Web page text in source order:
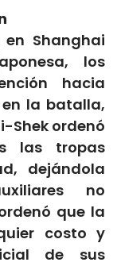
Shanghai
los
hacia
en la batalla,
Shek ordenó
las tropas
dejándola
no
que la
costo y
de sus